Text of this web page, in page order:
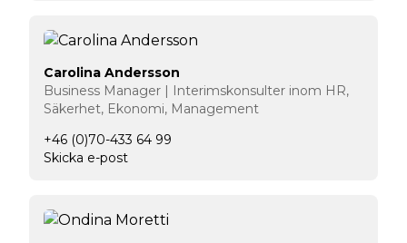
Carolina Andersson
Business Manager | Interimskonsulter inom HR,
Säkerhet, Ekonomi, Management
+46 (0)70-433 64 99
Skicka e-post